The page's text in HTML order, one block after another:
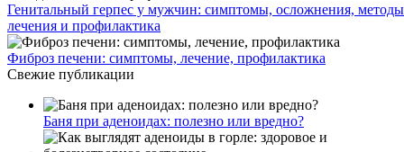
Генитальный герпес у мужчин: симптомы, осложнения, методы
лечения и профилактика
Фиброз печени: симптомы, лечение, профилактика
Свежие публикации
Баня при аденоидах: полезно или вредно?